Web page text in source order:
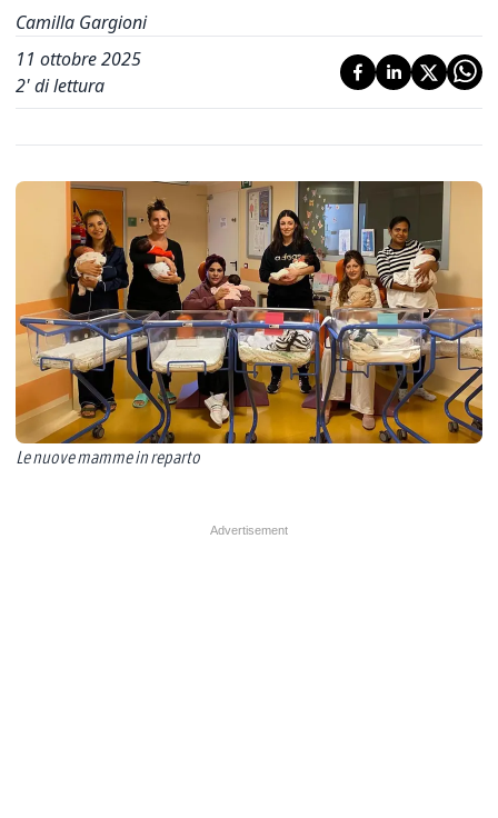
Camilla Gargioni
11 ottobre 2025
2' di lettura
Le nuove mamme in reparto